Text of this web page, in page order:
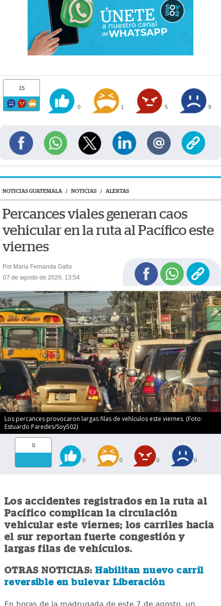
15
0 1 5 9
NOTICIAS GUATEMALA / NOTICIAS / ALERTAS
Percances viales generan caos
vehicular en la ruta al Pacífico este
viernes
Por Maria Fernanda Gallo
07 de agosto de 2026, 13:54
Los percances provocaron largas filas de vehículos este viernes. (Foto:
Estuardo Paredes/Soy502)
0
0 0 0 0
Los accidentes registrados en la ruta al
Pacífico complican la circulación
vehicular este viernes; los carriles hacia
el sur reportan fuerte congestión y
largas filas de vehículos.
OTRAS NOTICIAS:Habilitan nuevo carril
reversible en bulevar Liberación
En horas de la madrugada de este 7 de agosto, un